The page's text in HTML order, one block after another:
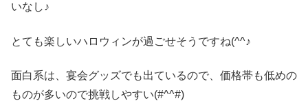
いなし♪
とても楽しいハロウィンが過ごせそうですね(^^♪
面白系は、宴会グッズでも出ているので、価格帯も低めの
ものが多いので挑戦しやすい(#^^#)